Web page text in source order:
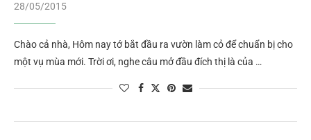
28/05/2015
Chào cả nhà, Hôm nay tớ bắt đầu ra vườn làm cỏ để chuẩn bị cho
một vụ mùa mới. Trời ơi, nghe câu mở đầu đích thị là của …